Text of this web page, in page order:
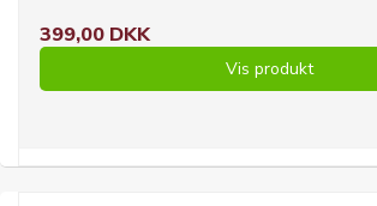
399,00 DKK
Vis produkt